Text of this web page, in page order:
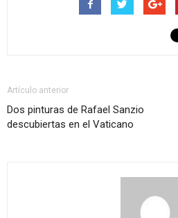
Artículo anterior
Dos pinturas de Rafael Sanzio
descubiertas en el Vaticano